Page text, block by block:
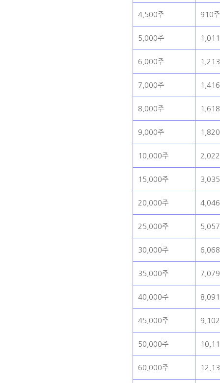
4,500주 910주
5,000주
6,000주
7,000주
8,000주
9,000주
10,000주
15,000주
20,000주
25,000주
30,000주
35,000주
40,000주
45,000주
50,000주
60,000주